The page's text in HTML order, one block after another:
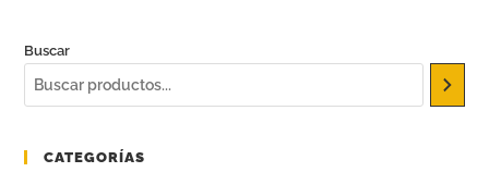
Buscar
CATEGORÍAS